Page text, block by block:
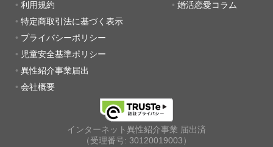
利用規約
特定商取引法に基づく表示
プライバシーポリシー
児童安全基準ポリシー
異性紹介事業届出
会社概要
婚活恋愛コラム
インターネット異性紹介事業 届出済
（受理番号: 30120019003）